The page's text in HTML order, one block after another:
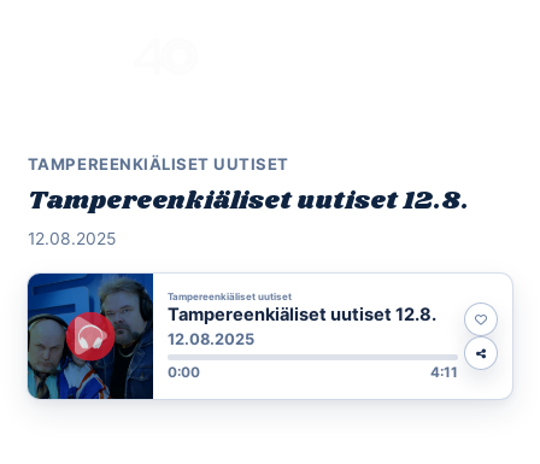
TAMPEREENKIÄLISET UUTISET
Tampereenkiäliset uutiset 12.8.
12.08.2025
Tampereenkiäliset uutiset
Tampereenkiäliset uutiset 12.8.
12.08.2025
0:00 4:11